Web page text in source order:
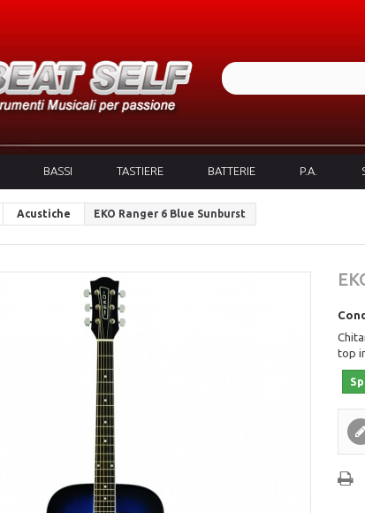
BASSI TASTIERE BATTERIE P.A.
Acustiche EKO Ranger 6 Blue Sunburst
top